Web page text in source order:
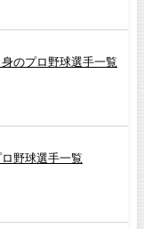
のプロ野球選手一覧
野球選手一覧